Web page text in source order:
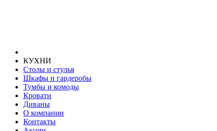
КУХНИ
Столы и стулья
Шкафы и гардеробы
Тумбы и комоды
Кровати
Диваны
О компании
Контакты